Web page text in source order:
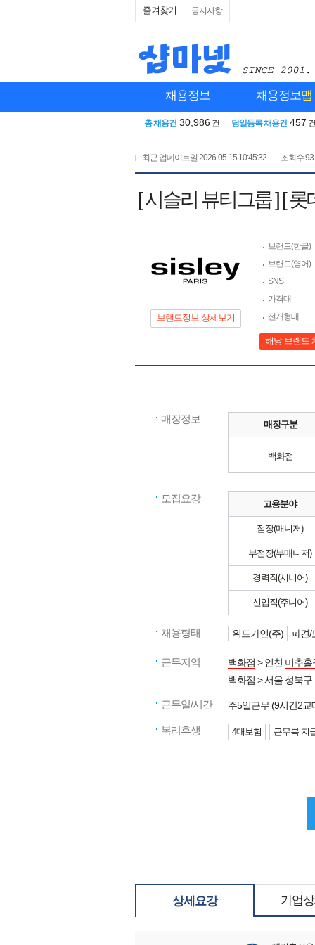
즐겨찾기 공지사항
채용정보 채용정보맵
총 채용건 30,986 건 당일등록 채용건 457 건
최근 업데이트일 2026-05-15 10:45:32 조회수93
[ 시슬리 뷰티그룹 ] [
브랜드정보 상세보기
브랜드(한글)
브랜드(영어)
SNS
가격대
전개형태
해당 브랜드
매장정보 매장구분
백화점
모집요강 고용분야
점장(매니저)
부점장(부매니저)
경력직(시니어)
신입직(주니어)
채용형태 위드가인(주) 파견/
근무지역 백화점 > 인천 미추홀
백화점 > 서울 성북구
근무일/시간 주5일근무 (9시간2
복리후생 4대보험 근무복 지
상세요강 기업